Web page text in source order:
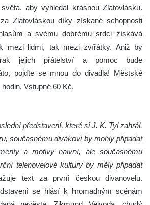
aby vyhledal krásnou Zlatovlásku.
Zlatovláskou díky získané schopnosti
a svému dobrému srdci získává
mezi lidmi, tak mezi zvířátky. Aniž by
jejich přátelství a pomoc bude
pojďte se mnou do divadla! Městské
Vstupné 60 Kč.
představení, které si J. K. Tyl zahrál.
současnému divákovi by mohly připadat
a motivy naivní, ale současnému
telenovelové kultury by měly připadat
text za první českou divanovelu.
se hlásí k hromadným scénám